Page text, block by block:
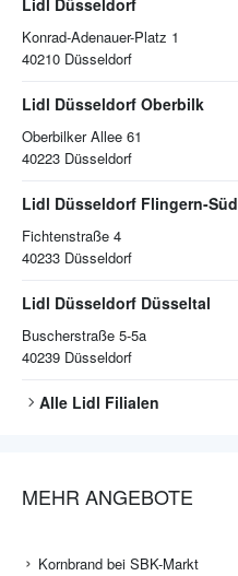
Lidl Düsseldorf
Konrad-Adenauer-Platz 1
40210 Düsseldorf
Lidl Düsseldorf Oberbilk
Oberbilker Allee 61
40223 Düsseldorf
Lidl Düsseldorf Flingern-Süd
Fichtenstraße 4
40233 Düsseldorf
Lidl Düsseldorf Düsseltal
Buscherstraße 5-5a
40239 Düsseldorf
Alle Lidl Filialen
MEHR ANGEBOTE
Kornbrand bei SBK-Markt